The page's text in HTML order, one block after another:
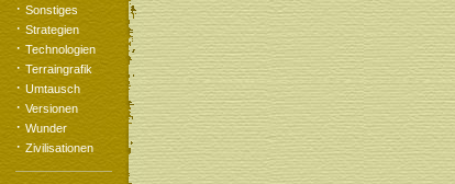
· Sonstiges
· Strategien
· Technologien
· Terraingrafik
· Umtausch
· Versionen
· Wunder
· Zivilisationen